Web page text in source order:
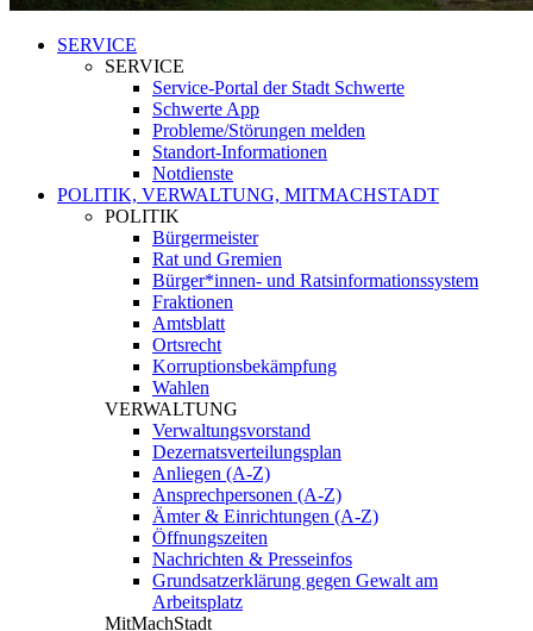
SERVICE
SERVICE
Service-Portal der Stadt Schwerte
Schwerte App
Probleme/Störungen melden
Standort-Informationen
Notdienste
POLITIK, VERWALTUNG, MITMACHSTADT
POLITIK
Bürgermeister
Rat und Gremien
Bürger*innen- und Ratsinformationssystem
Fraktionen
Amtsblatt
Ortsrecht
Korruptionsbekämpfung
Wahlen
VERWALTUNG
Verwaltungsvorstand
Dezernatsverteilungsplan
Anliegen (A-Z)
Ansprechpersonen (A-Z)
Ämter & Einrichtungen (A-Z)
Öffnungszeiten
Nachrichten & Presseinfos
Grundsatzerklärung gegen Gewalt am
Arbeitsplatz
MitMachStadt